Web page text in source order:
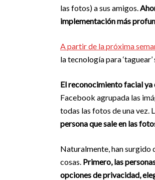
las fotos) a sus amigos.
implementación más
A partir de la próxima
la tecnología para
El reconocimiento facial ya
Facebook agrupada las
todas las fotos de una vez. L
persona que sale en las
Naturalmente, han surgido
cosas. Primero, las
opciones de privacidad,